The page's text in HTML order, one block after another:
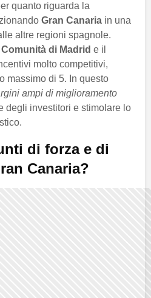
quanto riguarda la
Gran Canaria in una
altre regioni spagnole.
Comunità di Madrid e il
molto competitivi,
massimo di 5. In questo
ampi di miglioramento
degli investitori e stimolare lo
di forza e di
Canaria?